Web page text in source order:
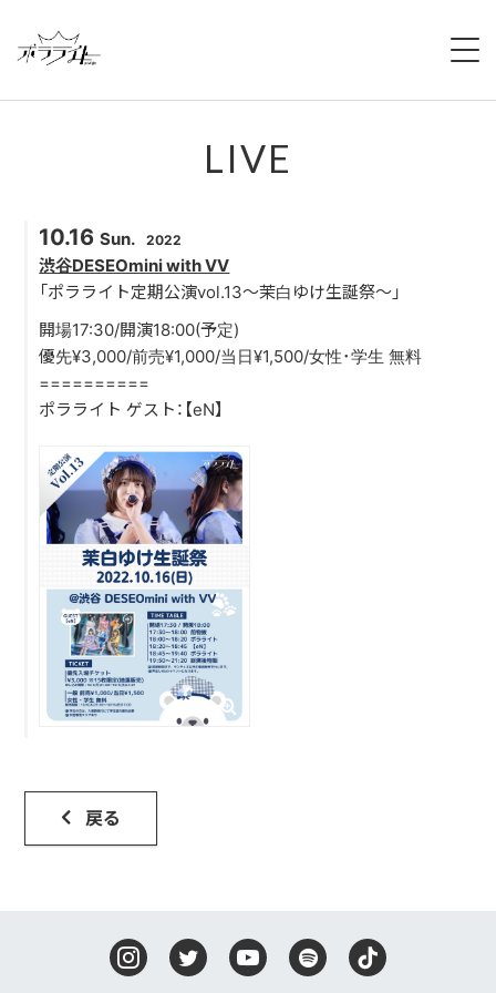
NEWS
MEMBERS
REGULATION
YOUTUBE
DISCOGRAPHY
CONTACT
FANLETTER
SHOP
LIVE
10.16 Sun. 2022
渋谷DESEOmini with VV
「ポラライト定期公演vol.13〜茉白ゆけ生誕祭〜」
開場17:30/開演18:00(予定)
優先¥3,000/前売¥1,000/当日¥1,500/女性･学生 無料
==========
ポラライト ゲスト：【eN】
戻る